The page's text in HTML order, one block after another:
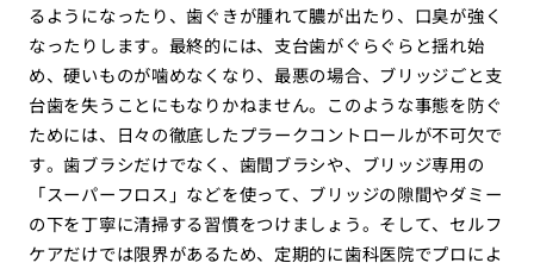
るようになったり、歯ぐきが腫れて膿が出たり、口臭が強く
なったりします。最終的には、支台歯がぐらぐらと揺れ始
め、硬いものが噛めなくなり、最悪の場合、ブリッジごと支
台歯を失うことにもなりかねません。このような事態を防ぐ
ためには、日々の徹底したプラークコントロールが不可欠で
す。歯ブラシだけでなく、歯間ブラシや、ブリッジ専用の
「スーパーフロス」などを使って、ブリッジの隙間やダミー
の下を丁寧に清掃する習慣をつけましょう。そして、セルフ
ケアだけでは限界があるため、定期的に歯科医院でプロによ